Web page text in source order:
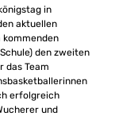
in
aktuellen
kommenden
den zweiten
das Team
erfolgreich
und